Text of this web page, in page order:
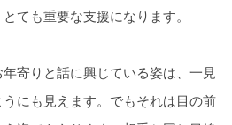
ても重要な支援になります。
寄りと話に興じている姿は、一見
にも見えます。でもそれは目の前